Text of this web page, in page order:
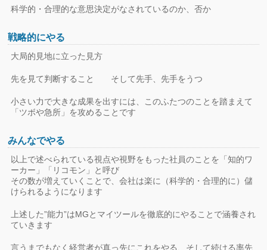
科学的・合理的な意思決定がなされているのか、否か
戦略的にやる
大局的見地に立った見方
先を見て判断すること そして先手、先手をうつ
小さい力で大きな成果を出すには、このふたつのことを踏まえて
「ツボや急所」を攻めることです
みんなでやる
以上で述べられている視点や視野をもった社員のことを「知的ワ
ーカー」「リコモン」と呼び
その数が増えていくことで、会社は楽に（科学的・合理的に）儲
けられるようになります
上述した”能力”はMGとマイツールを徹底的にやることで涵養され
ていきます
言うまでもなく経営者が真っ先にこれをやる、そして続ける率先